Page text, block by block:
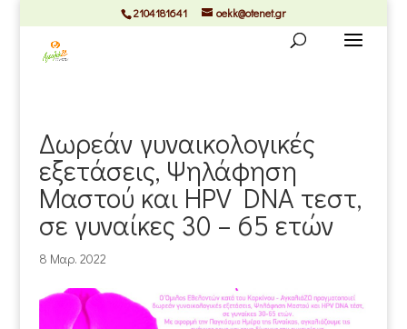
2104181641 oekk@otenet.gr
Δωρεάν γυναικολογικές
εξετάσεις, Ψηλάφηση
Μαστού και HPV DNA τεστ,
σε γυναίκες 30 – 65 ετών
8 Μαρ. 2022